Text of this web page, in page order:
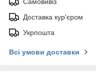
Доставка кур'єром
Укрпошта
Всі умови доставки